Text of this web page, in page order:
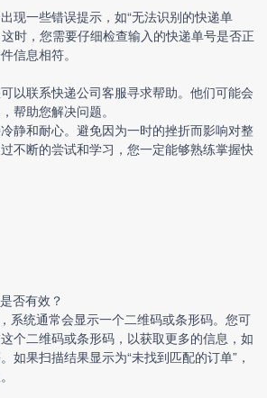
现一些错误提示，如“无法识别的快递单
这时，您需要仔细检查输入的快递单号是否正
信息相符。
以联系快递公司客服寻求帮助。他们可能会
帮助您解决问题。
静和耐心。避免因为一时的挫折而影响对整
不断的尝试和学习，您一定能够熟练掌握快
否有效？
系统通常会显示一个二维码或条形码。您可
个二维码或条形码，以获取更多的信息，如
如果扫描结果显示为“未找到匹配的订单”，